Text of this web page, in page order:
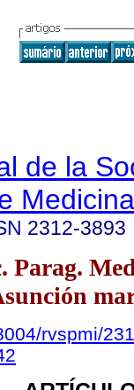
de la
2312-3893
Parag.
rvspmi/